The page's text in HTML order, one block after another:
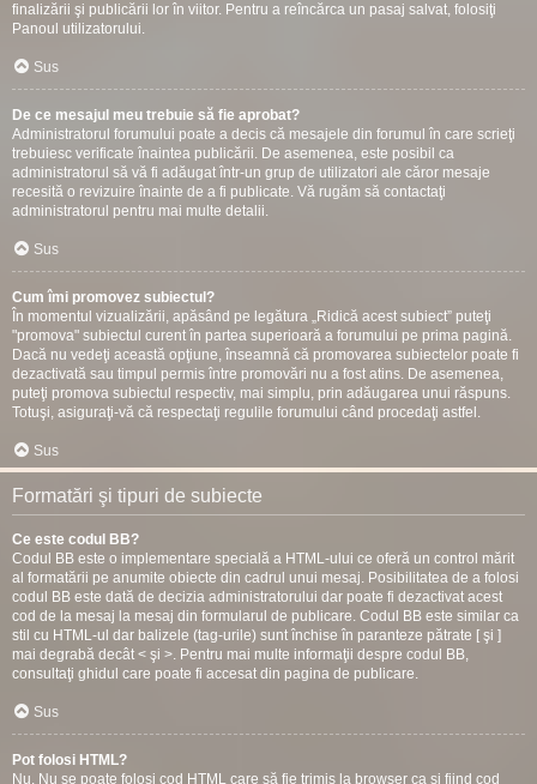
finalizării şi publicării lor în viitor. Pentru a reîncărca un pasaj salvat, folosiţi
Panoul utilizatorului.
Sus
De ce mesajul meu trebuie să fie aprobat?
Administratorul forumului poate a decis că mesajele din forumul în care scrieţi
trebuiesc verificate înaintea publicării. De asemenea, este posibil ca
administratorul să vă fi adăugat într-un grup de utilizatori ale căror mesaje
recesită o revizuire înainte de a fi publicate. Vă rugăm să contactaţi
administratorul pentru mai multe detalii.
Sus
Cum îmi promovez subiectul?
În momentul vizualizării, apăsând pe legătura „Ridică acest subiect” puteţi
"promova" subiectul curent în partea superioară a forumului pe prima pagină.
Dacă nu vedeţi această opţiune, înseamnă că promovarea subiectelor poate fi
dezactivată sau timpul permis între promovări nu a fost atins. De asemenea,
puteţi promova subiectul respectiv, mai simplu, prin adăugarea unui răspuns.
Totuşi, asiguraţi-vă că respectaţi regulile forumului când procedaţi astfel.
Sus
Formatări şi tipuri de subiecte
Ce este codul BB?
Codul BB este o implementare specială a HTML-ului ce oferă un control mărit
al formatării pe anumite obiecte din cadrul unui mesaj. Posibilitatea de a folosi
codul BB este dată de decizia administratorului dar poate fi dezactivat acest
cod de la mesaj la mesaj din formularul de publicare. Codul BB este similar ca
stil cu HTML-ul dar balizele (tag-urile) sunt închise în paranteze pătrate [ şi ]
mai degrabă decât < şi >. Pentru mai multe informaţii despre codul BB,
consultaţi ghidul care poate fi accesat din pagina de publicare.
Sus
Pot folosi HTML?
Nu. Nu se poate folosi cod HTML care să fie trimis la browser ca şi fiind cod